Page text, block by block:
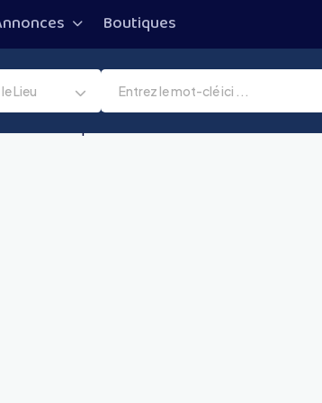
Boutiques
Lieu